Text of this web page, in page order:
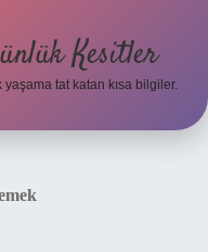
Kesitler
yaşama tat katan kısa bilgiler.